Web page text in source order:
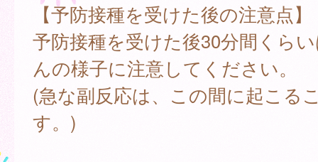
【予防接種を受けた後の注意点】
予防接種を受けた後30分間くら
んの様子に注意してください。
(急な副反応は、この間に起こる
す。)